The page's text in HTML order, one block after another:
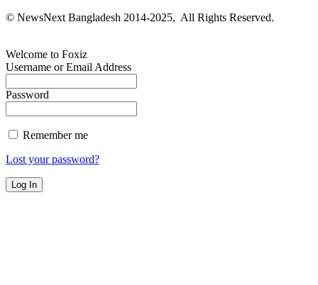
© NewsNext Bangladesh 2014-2025, All Rights Reserved.
Welcome to Foxiz
Username or Email Address
Password
Remember me
Lost your password?